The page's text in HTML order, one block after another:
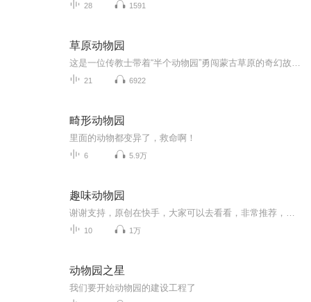
28 1591
草原动物园
21 6922
畸形动物园
里面的动物都变异了，救命啊！
6 5.9万
趣味动物园
10 1万
动物园之星
我们要开始动物园的建设工程了